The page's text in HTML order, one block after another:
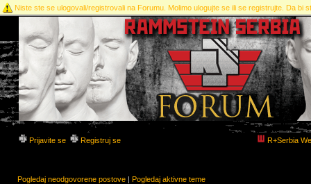
Niste ste se ulogovali/registrovali na Forumu. Molimo ulogujte se ili se registrujte. Da bi
Prijavite se Registruj se R+Serbia
Pogledaj neodgovorene postove | Pogledaj aktivne teme